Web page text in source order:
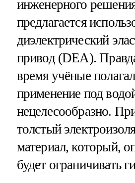
инженерного
предлагается
диэлектрический
привод (DEA).
время учёные
применение под
нецелесообразно.
толстый
материал, который,
будет ограничивать